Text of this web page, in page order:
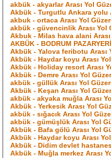
akbük - akyarlar Arası Yol
Akbük - Turgutlu Ankara yolu
akbuk - ortaca Arası Yol
akbük - güvencinlik Arası Yol
Akbuk - Milas hava alani
AKBÜK - BODRUM
Akbük - Yalova feribotu Arası
Akbük - Haydar koyu Arası
Akbük - Holiday resort Arası
Akbük - Demre Arası Yol
akbük - güllük Arası Yol
Akbük - Keşan Arası Yol
akbük - akyaka muğla Arası
Akbük - Yerkesik Arası Yol
akbük - sığacık Arası Yol
akbük - gümüşlük Arası Yol
Akbük - Bafa gölü Arası Yol
Akbük - Haydar koyu Arası
Akbük - Didim devlet
Akbük - Muğla merkez Arası